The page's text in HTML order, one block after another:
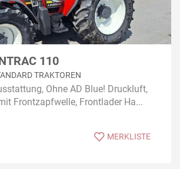
110
TRAKTOREN
Ohne AD Blue! Druckluft,
Frontzapfwelle, Frontlader Ha...
MERKLISTE